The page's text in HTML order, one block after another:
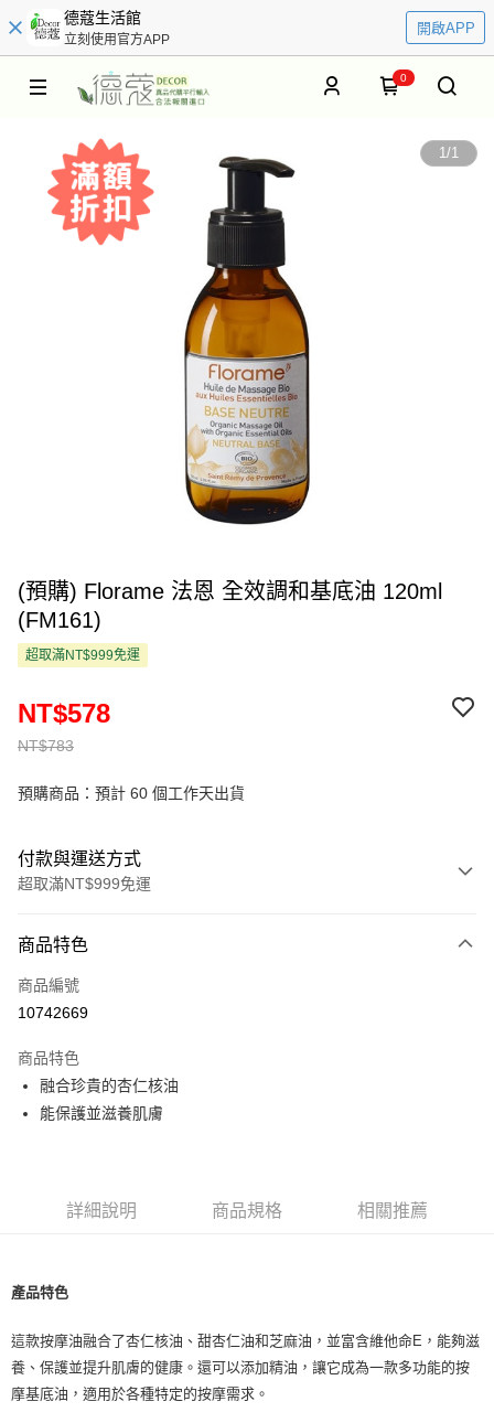
德蔻生活館
立刻使用官方APP
開啟APP
0
1/1
(預購) Florame 法恩 全效調和基底油 120ml
(FM161)
超取滿NT$999免運
NT$783
NT$578
預購商品：預計 60 個工作天出貨
付款與運送方式
超取滿NT$999免運
信用卡一次付款
超商取貨付款
Apple Pay
街口支付
Google Pay
運送方式
全家取貨付款
每筆NT$80，滿NT$999(含以上)免運費
全家純取貨 (先付款
商品特色
商品編號
10742669
商品特色
融合珍貴的杏仁核油
能保護並滋養肌膚
詳細說明 商品規格 相關推薦
產品特色
這款按摩油融合了杏仁核油、甜杏仁油和芝麻油，並富含維他命E，能夠滋
養、保護並提升肌膚的健康。還可以添加精油，讓它成為一款多功能的按
摩基底油，適用於各種特定的按摩需求。